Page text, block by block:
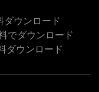
ウンロード
でダウンロード
ダウンロード